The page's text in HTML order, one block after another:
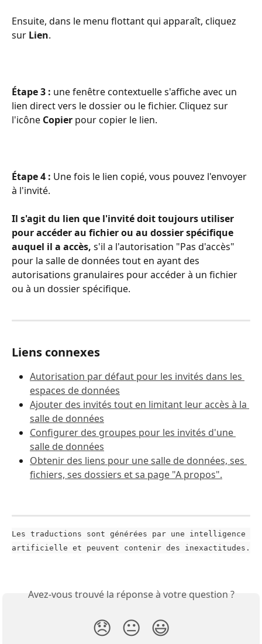
Ensuite, dans le menu flottant qui apparaît, cliquez
sur Lien.
Étape 3 : une fenêtre contextuelle s'affiche avec un
lien direct vers le dossier ou le fichier. Cliquez sur
l'icône Copier pour copier le lien.
Étape 4 : Une fois le lien copié, vous pouvez l'envoyer
à l'invité.
Il s'agit du lien que l'invité doit toujours utiliser
pour accéder au fichier ou au dossier spécifique
auquel il a accès, s'il a l'autorisation "Pas d'accès"
pour la salle de données tout en ayant des
autorisations granulaires pour accéder à un fichier
ou à un dossier spécifique.
Liens connexes
Autorisation par défaut pour les invités dans les
espaces de données
Ajouter des invités tout en limitant leur accès à la
salle de données
Configurer des groupes pour les invités d'une
salle de données
Obtenir des liens pour une salle de données, ses
fichiers, ses dossiers et sa page "A propos".
Les traductions sont générées par une intelligence
artificielle et peuvent contenir des inexactitudes.
Avez-vous trouvé la réponse à votre question ?
😞 😐 😃